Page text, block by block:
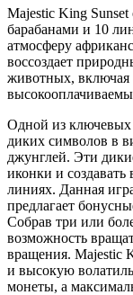
Majestic King
барабанами и 10
атмосферу
воссоздает
животных, включая
Одной из ключевых
диких символов в
джунглей. Эти
иконки и
линиях. Данная
предлагает
Собрав три или
возможность
вращения. Majestic
и высокую
монеты, а